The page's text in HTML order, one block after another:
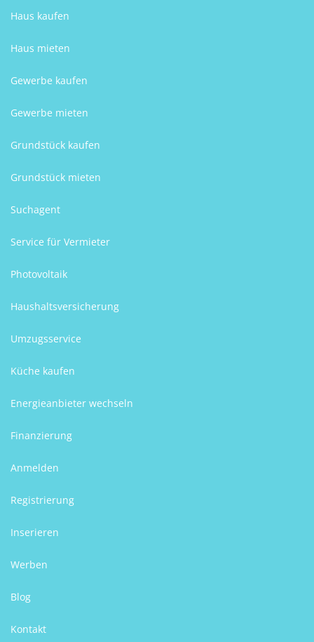
Haus kaufen
Haus mieten
Gewerbe kaufen
Gewerbe mieten
Grundstück kaufen
Grundstück mieten
Suchagent
Service für Vermieter
Photovoltaik
Haushaltsversicherung
Umzugsservice
Küche kaufen
Energieanbieter wechseln
Finanzierung
Anmelden
Registrierung
Inserieren
Werben
Blog
Kontakt